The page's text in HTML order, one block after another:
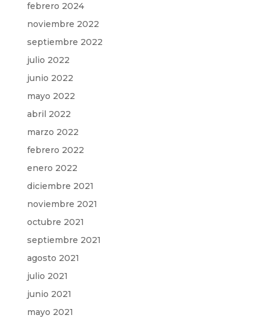
febrero 2024
noviembre 2022
septiembre 2022
julio 2022
junio 2022
mayo 2022
abril 2022
marzo 2022
febrero 2022
enero 2022
diciembre 2021
noviembre 2021
octubre 2021
septiembre 2021
agosto 2021
julio 2021
junio 2021
mayo 2021